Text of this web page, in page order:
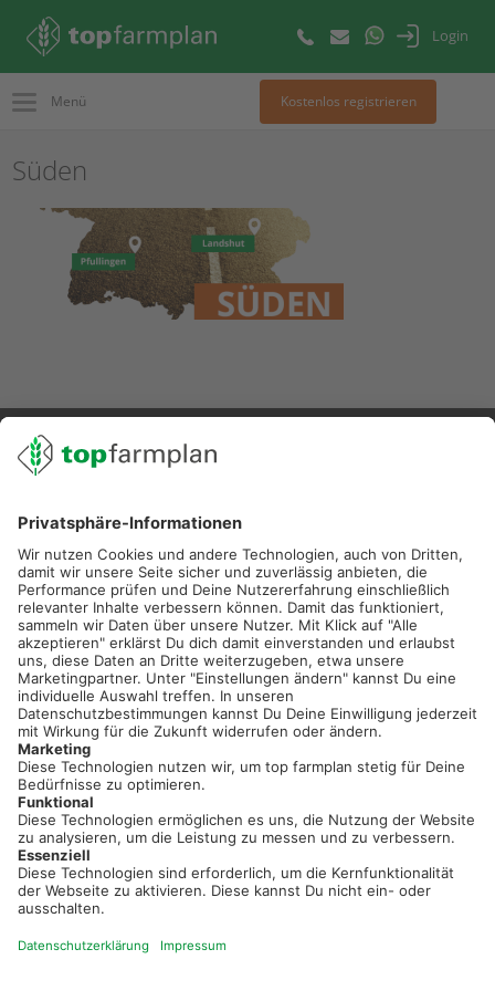
Login
Menü Kostenlos registrieren
Süden
02501 801 44 84
service@topfarmplan.de
Sei immer auf dem Laufenden!
Neue Features, spannende Tipps und hilfreiche Anleitungen!
Registriere dich kostenlos!
einfach und bequem!